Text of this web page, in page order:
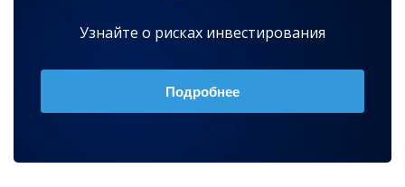
Узнайте о рисках инвестирования
Подробнее